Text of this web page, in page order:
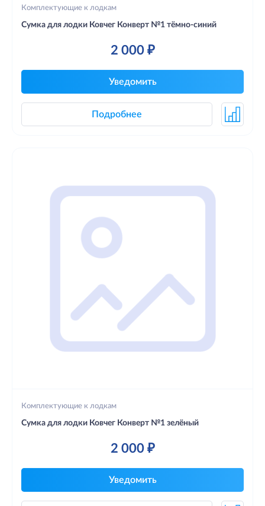
Комплектующие к лодкам
Сумка для лодки Ковчег Конверт №1 тёмно-синий
2 000 ₽
Уведомить
Подробнее
Комплектующие к лодкам
Сумка для лодки Ковчег Конверт №1 зелёный
2 000 ₽
Уведомить